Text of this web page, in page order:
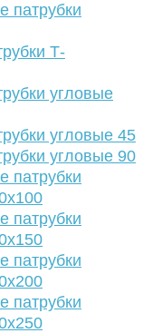
патрубки
Т-
угловые
угловые 45
угловые 90
патрубки
патрубки
патрубки
патрубки